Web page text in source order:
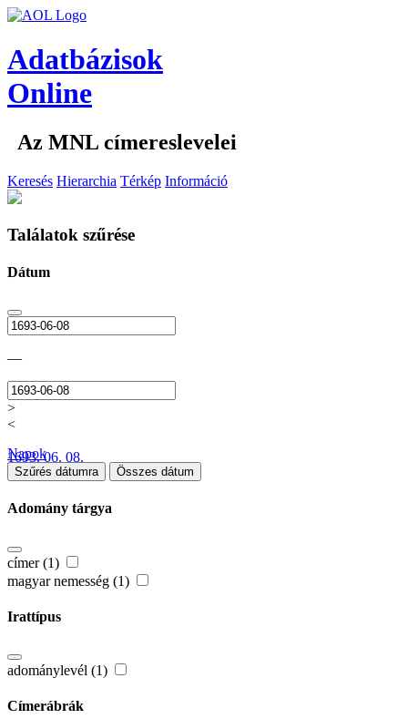
Adatbázisok
Online
Az MNL címereslevelei
Keresés Hierarchia Térkép Információ
Találatok szűrése
Dátum
—
>
<
1693. 06. 08.
Napok
Szűrés dátumra Összes dátum
Adomány tárgya
címer (1)
magyar nemesség (1)
Irattípus
adománylevél (1)
Címerábrák